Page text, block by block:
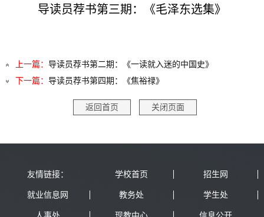
导读员荐书第三期：《毛泽东选集》
上一篇： 导读员荐书第二期：《一读就入迷的中国史》
下一篇： 导读员荐书第四期：《焦裕禄》
返回首页 关闭页面
友情链接： 学校首页 招生网
就业信息网 教务处 学生处